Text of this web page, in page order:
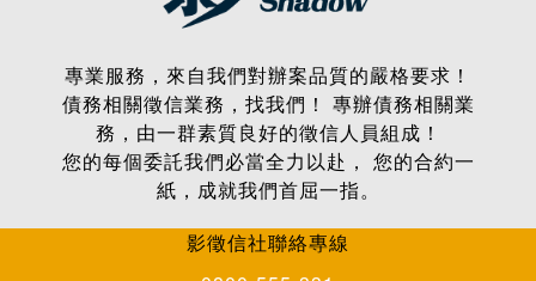
專業服務，來⾃我們對辦案品質的嚴格要求！
債務相關徵信業務，找我們！ 專辦債務相關業
務，由⼀群素質良好的徵信⼈員組成！
您的每個委託我們必當全⼒以赴， 您的合約⼀
紙，成就我們⾸屈⼀指。
影徵信社聯絡專線